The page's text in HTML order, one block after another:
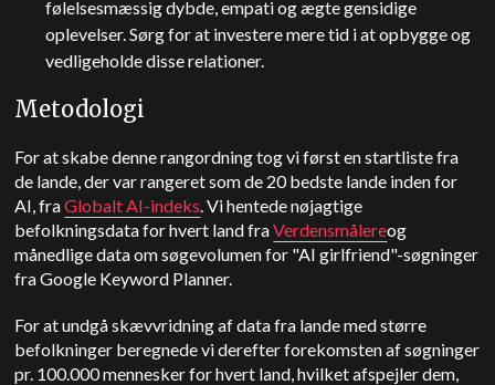
følelsesmæssig dybde, empati og ægte gensidige
oplevelser. Sørg for at investere mere tid i at opbygge og
vedligeholde disse relationer.
Metodologi
For at skabe denne rangordning tog vi først en startliste fra
de lande, der var rangeret som de 20 bedste lande inden for
AI, fraGlobalt AI-indeks. Vi hentede nøjagtige
befolkningsdata for hvert land fraVerdensmålereog
månedlige data om søgevolumen for "AI girlfriend"-søgninger
fra Google Keyword Planner.
For at undgå skævvridning af data fra lande med større
befolkninger beregnede vi derefter forekomsten af søgninger
pr. 100.000 mennesker for hvert land, hvilket afspejler dem,